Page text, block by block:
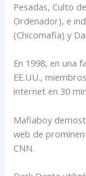
Pesadas, Culto
Ordenador), e
(Chicomafia) y
En 1998, en una
EE.UU.,
internet en 30
Mafiaboy
web de
CNN.